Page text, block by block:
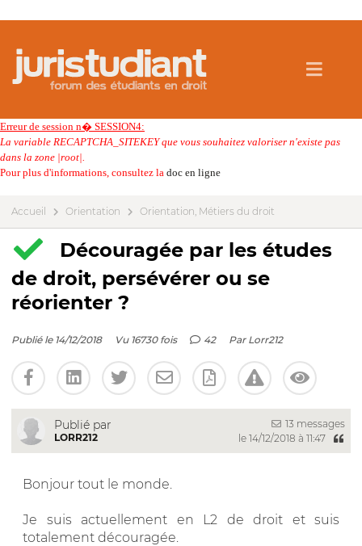
Erreur de session n� SESSION4:
La variable RECAPTCHA_SITEKEY que vous souhaitez valoriser n'existe pas
dans la zone |root|.
Pour plus d'informations, consultez la doc en ligne
Accueil Orientation Orientation, Métiers du droit
Découragée par les études
de droit, persévérer ou se
réorienter ?
Publié le 14/12/2018 Vu 16730 fois 42 Par Lorr212
Publié par
LORR212
13 messages
le 14/12/2018 à 11:47
Bonjour tout le monde.
Je suis actuellement en L2 de droit et suis
totalement découragée.